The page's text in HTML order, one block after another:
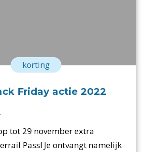
korting
Friday actie 2022
tot 29 november extra
Pass! Je ontvangt namelijk